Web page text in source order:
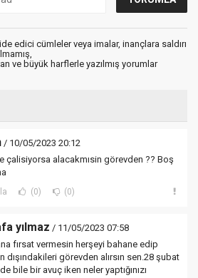
edici cümleler veya imalar, inançlara saldırı
ve büyük harflerle yazılmış yorumlar
/ 10/05/2023 20:12
çalisiyorsa alacakmısin görevden ?? Boş
(0) (0)
yılmaz / 11/05/2023 07:58
fırsat vermesin herşeyi bahane edip
dışındakileri görevden alırsın sen.28 şubat
bile bir avuç iken neler yaptığınızı